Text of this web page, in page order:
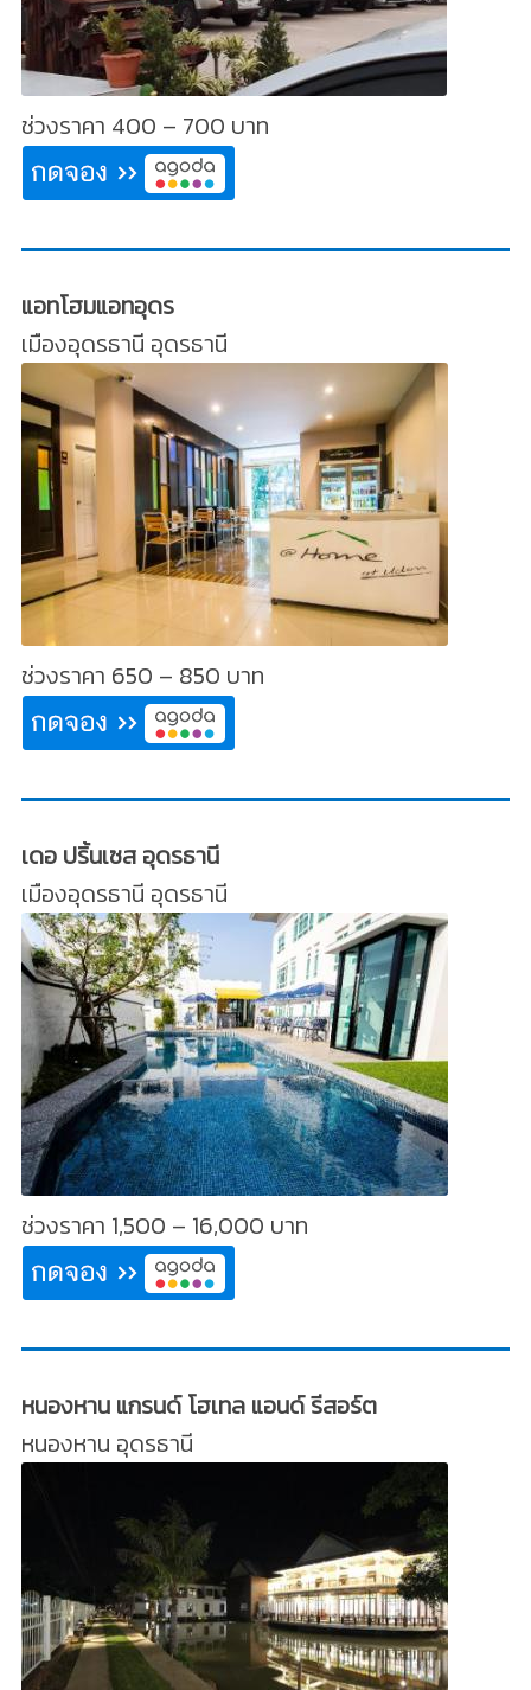
ช่วงราคา 400 – 700 บาท
แอทโฮมแอทอุดร
เมืองอุดรธานี อุดรธานี
ช่วงราคา 650 – 850 บาท
เดอ ปริ้นเซส อุดรธานี
เมืองอุดรธานี อุดรธานี
ช่วงราคา 1,500 – 16,000 บาท
หนองหาน แกรนด์ โฮเทล แอนด์ รีสอร์ต
หนองหาน อุดรธานี